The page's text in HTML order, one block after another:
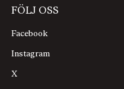
FÖLJ OSS
Facebook
Instagram
X